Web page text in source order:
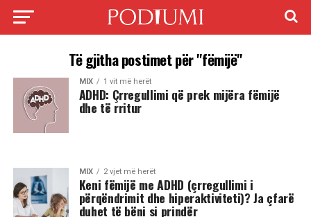
Të gjitha postimet për "fëmijë"
MIX 1 vit më herët
ADHD: Çrregullimi që prek mijëra fëmijë
dhe të rritur
MIX 2 vjet më herët
Keni fëmijë me ADHD (çrregullimi i
përqëndrimit dhe hiperaktiviteti)? Ja çfarë
duhet të bëni si prindër